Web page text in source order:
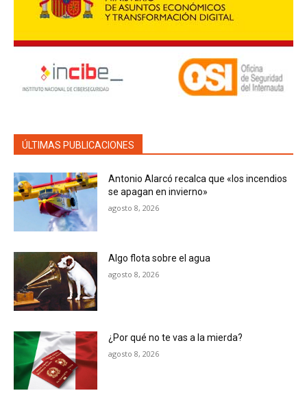
ÚLTIMAS PUBLICACIONES
Antonio Alarcó recalca que «los incendios
se apagan en invierno»
agosto 8, 2026
Algo flota sobre el agua
agosto 8, 2026
¿Por qué no te vas a la mierda?
agosto 8, 2026